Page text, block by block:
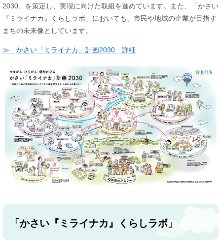
2030」を策定し、実現に向けた取組を進めています。また、「かさい
『ミライナカ』くらしラボ」においても、市民や地域の企業が目指す
まちの未来像としています。
≫ かさい「ミライナカ」計画2030 詳細
「かさい『ミライナカ』くらしラボ」